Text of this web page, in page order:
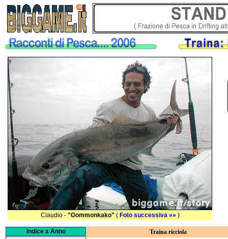
Indice x Anno Traina ricciola
Claudio -"Gommonkako" ( Foto successiva »» )